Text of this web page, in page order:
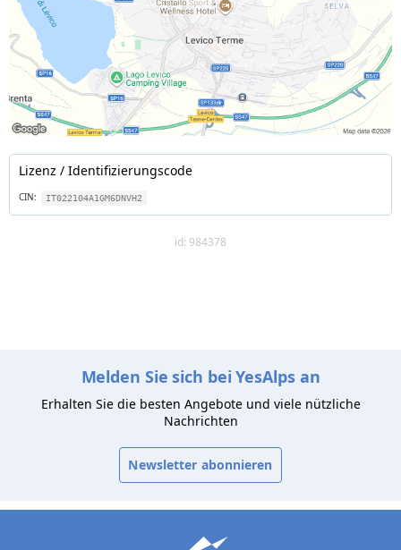
Lizenz / Identifizierungscode
CIN: IT022104A1GM6DNVH2
id: 984378
Melden Sie sich bei YesAlps an
Erhalten Sie die besten Angebote und viele nützliche
Nachrichten
Newsletter abonnieren